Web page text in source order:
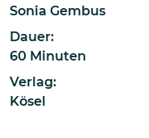
Sonia Gembus
Dauer:
60 Minuten
Verlag:
Kösel